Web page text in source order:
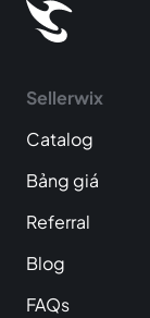
Sellerwix
Catalog
Bảng giá
Referral
Blog
FAQs